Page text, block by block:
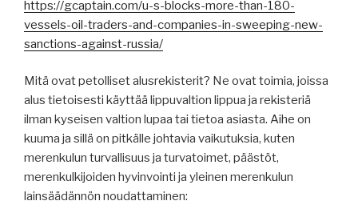
https://gcaptain.com/u-s-blocks-more-than-180-
vessels-oil-traders-and-companies-in-sweeping-new-
sanctions-against-russia/
Mitä ovat petolliset alusrekisterit? Ne ovat toimia, joissa
alus tietoisesti käyttää lippuvaltion lippua ja rekisteriä
ilman kyseisen valtion lupaa tai tietoa asiasta. Aihe on
kuuma ja sillä on pitkälle johtavia vaikutuksia, kuten
merenkulun turvallisuus ja turvatoimet, päästöt,
merenkulkijoiden hyvinvointi ja yleinen merenkulun
lainsäädännön noudattaminen: